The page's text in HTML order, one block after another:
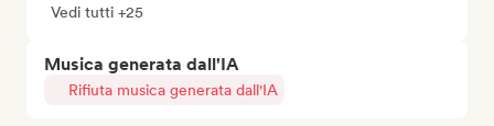
Vedi tutti +25
Musica generata dall'IA
Rifiuta musica generata dall'IA